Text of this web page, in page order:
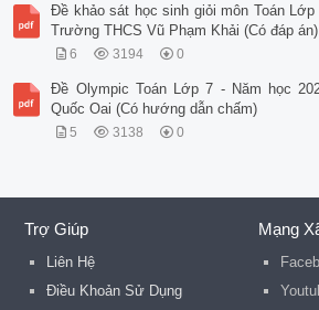
Đề khảo sát học sinh giỏi môn Toán Lớp
Trường THCS Vũ Phạm Khải (Có đáp án)
6 3194 0
Đề Olympic Toán Lớp 7 - Năm học
Quốc Oai (Có hướng dẫn chấm)
5 3138 0
Trợ Giúp
Liên Hệ
Điều Khoản Sử Dụng
Mạng